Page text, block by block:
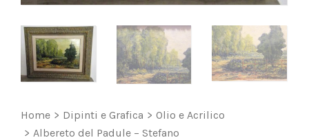
Home > Dipinti e Grafica > Olio e Acrilico
> Albereto del Padule – Stefano